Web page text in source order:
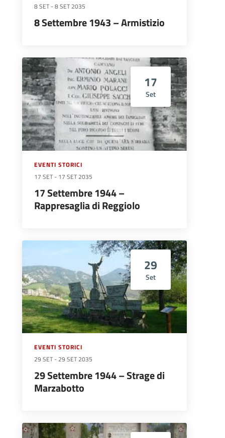
8 SET -8 SET 2035
8 Settembre 1943 – Armistizio
17
Set
EVENTI STORICI
17 SET - 17 SET 2035
17 Settembre 1944 –
Rappresaglia di Reggiolo
29
Set
EVENTI STORICI
29 SET -29 SET 2035
29 Settembre 1944 – Strage di
Marzabotto